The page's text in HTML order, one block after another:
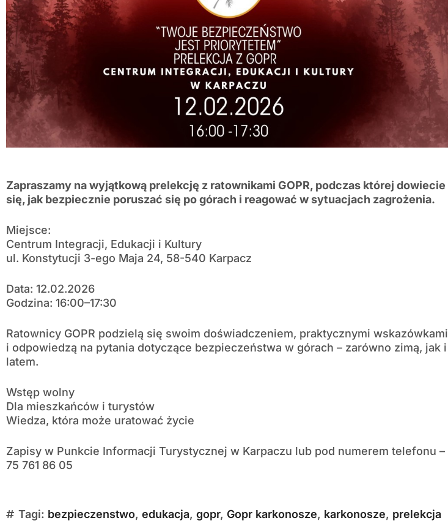
Zapraszamy na wyjątkową prelekcję z ratownikami GOPR, podczas której dowiecie
się, jak bezpiecznie poruszać się po górach i reagować w sytuacjach zagrożenia.
Miejsce:
Centrum Integracji, Edukacji i Kultury
ul. Konstytucji 3-ego Maja 24, 58-540 Karpacz
Data: 12.02.2026
Godzina: 16:00–17:30
Ratownicy GOPR podzielą się swoim doświadczeniem, praktycznymi wskazówkami
i odpowiedzą na pytania dotyczące bezpieczeństwa w górach – zarówno zimą, jak i
latem.
Wstęp wolny
Dla mieszkańców i turystów
Wiedza, która może uratować życie
Zapisy w Punkcie Informacji Turystycznej w Karpaczu lub pod numerem telefonu –
75 761 86 05
Tagi: bezpieczenstwo, edukacja, gopr, Gopr karkonosze, karkonosze, prelekcja